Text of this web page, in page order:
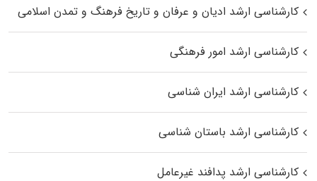
کارشناسی ارشد ادیان و عرفان و تاریخ فرهنگ و تمدن اسلامی
کارشناسی ارشد امور فرهنگی
کارشناسی ارشد ایران شناسی
کارشناسی ارشد باستان شناسی
کارشناسی ارشد پدافند غیرعامل